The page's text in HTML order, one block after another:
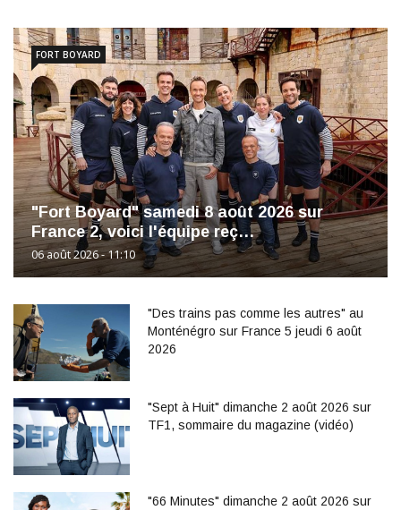
"Fort Boyard" samedi 8 août 2026 sur
France 2, voici l'équipe reç…
06 août 2026 - 11:10
FORT BOYARD
"Des trains pas comme les autres" au
Monténégro sur France 5 jeudi 6 août
2026
"Sept à Huit" dimanche 2 août 2026 sur
TF1, sommaire du magazine (vidéo)
"66 Minutes" dimanche 2 août 2026 sur